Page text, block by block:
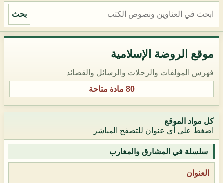
بحث
موقع الروضة الإسلامية
فهرس المؤلفات والرحلات والرسائل والقصائد
80 مادة متاحة
كل مواد الموقع
اضغط على أي عنوان للتصفح المباشر
سلسلة في المشارق والمغارب